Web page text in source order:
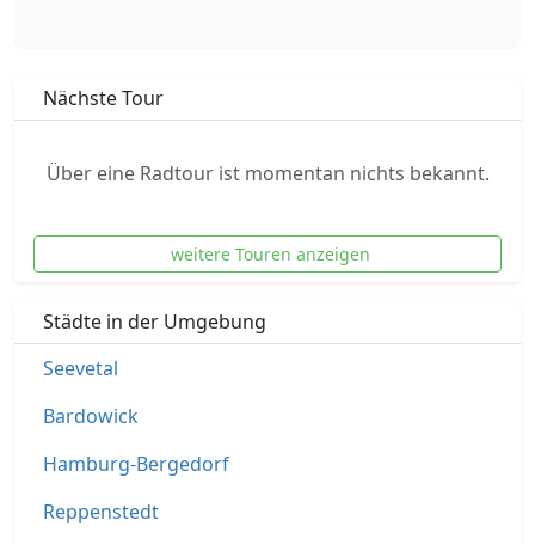
Nächste Tour
Über eine Radtour ist momentan nichts bekannt.
weitere Touren anzeigen
Städte in der Umgebung
Seevetal
Bardowick
Hamburg-Bergedorf
Reppenstedt